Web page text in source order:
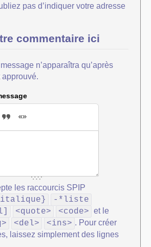
pas d’indiquer votre adresse
commentaire ici
n’apparaîtra qu’après
les raccourcis SPIP
-*liste
<quote> <code> et le
<del> <ins> . Pour créer
laissez simplement des lignes